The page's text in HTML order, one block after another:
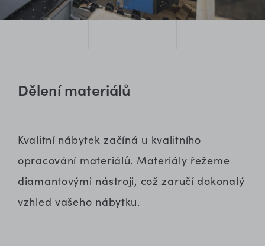
Dělení materiálů
Kvalitní nábytek začíná u kvalitního
opracování materiálů. Materiály řežeme
diamantovými nástroji, což zaručí dokonalý
vzhled vašeho nábytku.